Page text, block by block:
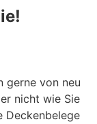
gerne von neu
nicht wie Sie
Deckenbelege